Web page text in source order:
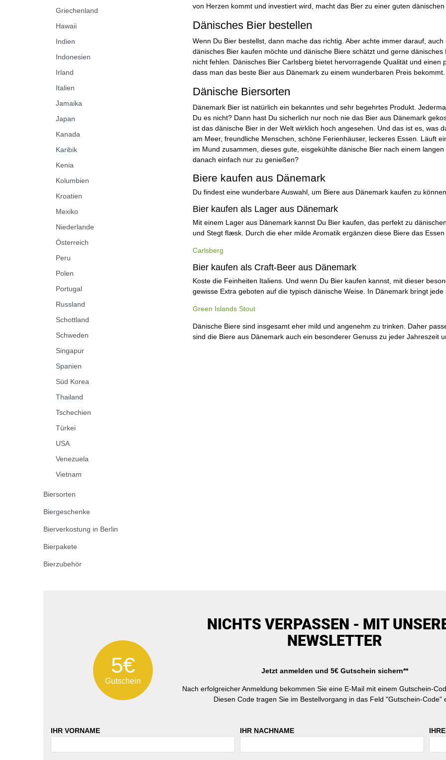
Griechenland
Hawaii
Indien
Indonesien
Irland
Italien
Jamaika
Japan
Kanada
Karibik
Kenia
Kolumbien
Kroatien
Mexiko
Niederlande
Österreich
Peru
Polen
Portugal
Russland
Schottland
Schweden
Singapur
Spanien
Süd Korea
Thailand
Tschechien
Türkei
USA
Venezuela
Vietnam
Biersorten
Biergeschenke
Bierverkostung in Berlin
Bierpakete
Bierzubehör
von Herzen kommt und investiert wird, macht das Bier zu einer guten
Dänisches Bier bestellen
Wenn Du Bier bestellst, dann mache das richtig. Aber achte immer darauf,
dänisches Bier kaufen möchte und dänische Biere schätzt und gerne
nicht fehlen. Dänisches Bier Carlsberg bietet hervorragende Qualität und
dass man das beste Bier aus Dänemark zu einem wunderbaren Preis bekommt.
Dänische Biersorten
Dänemark Bier ist natürlich ein bekanntes und sehr begehrtes Produkt.
Du es nicht? Dann hast Du sicherlich nur noch nie das Bier aus Dänemark
ist das dänische Bier in der Welt wirklich hoch angesehen. Und das ist es, was
am Meer, freundliche Menschen, schöne Ferienhäuser, leckeres Essen. Läuft
im Mund zusammen, dieses gute, eisgekühlte dänische Bier nach einem
danach einfach nur zu genießen?
Biere kaufen aus Dänemark
Du findest eine wunderbare Auswahl, um Biere aus Dänemark kaufen zu
Bier kaufen als Lager aus Dänemark
Mit einem Lager aus Dänemark kannst Du Bier kaufen, das perfekt zu
und Stegt flæsk. Durch die eher milde Aromatik ergänzen diese Biere das
Carlsberg
Bier kaufen als Craft-Beer aus Dänemark
Koste die Feinheiten Italiens. Und wenn Du Bier kaufen kannst, mit dieser
gewisse Extra geboten auf die typisch dänische Weise. In Dänemark bringt
Green Islands Stout
Dänische Biere sind insgesamt eher mild und angenehm zu trinken. Daher
sind die Biere aus Dänemark auch ein besonderer Genuss zu jeder Jahreszeit
5€
Gutschein
NICHTS VERPASSEN - MIT
NEWSLETTER
Jetzt anmelden und 5€ Gutschein sichern**
Nach erfolgreicher Anmeldung bekommen Sie eine E-Mail mit einem Gutschein-
Diesen Code tragen Sie im Bestellvorgang in das Feld "Gutschein-Code"
IHR VORNAME IHR NACHNAME